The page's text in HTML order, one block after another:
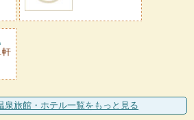
軒
泉旅館・ホテル一覧をもっと見る